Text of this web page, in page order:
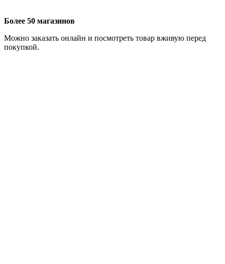
Более 50 магазинов
Можно заказать онлайн и посмотреть товар вживую перед
покупкой.